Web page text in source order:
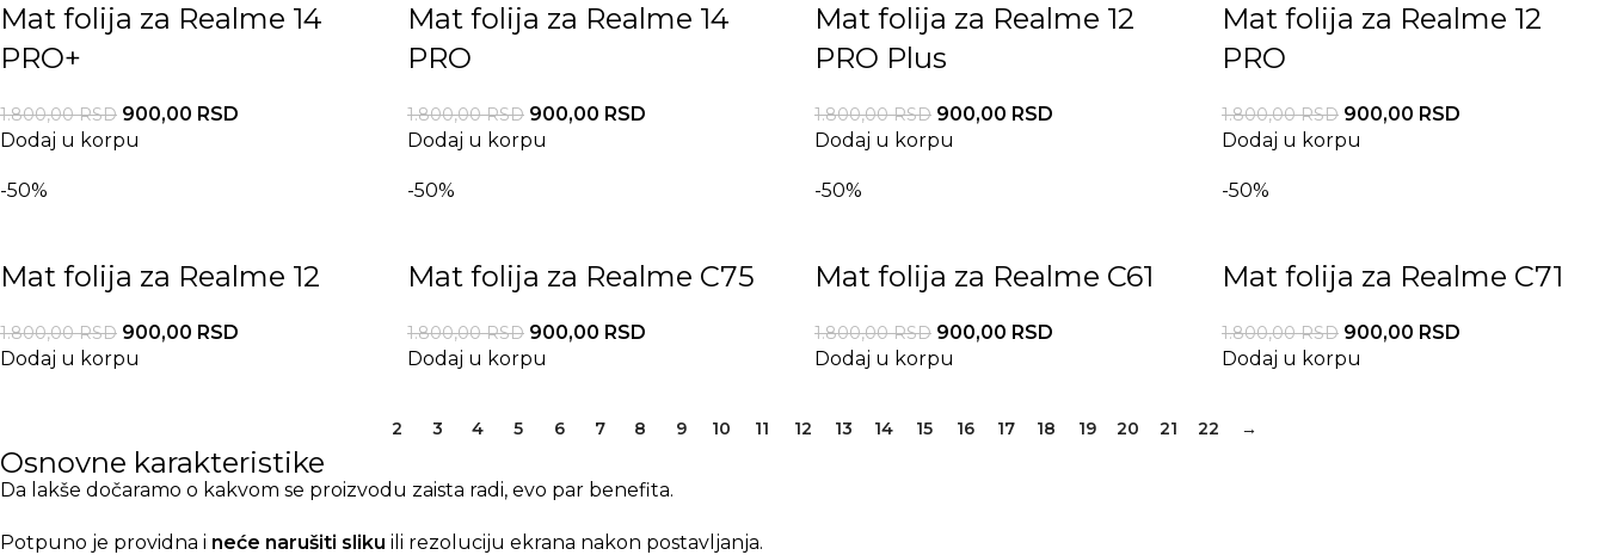
Mat folija za Realme 14
PRO+
1.800,00RSD 900,00 RSD
Dodaj u korpu
Mat folija za Realme 14
PRO
1.800,00RSD 900,00 RSD
Dodaj u korpu
Mat folija za Realme 12
PRO Plus
1.800,00RSD 900,00 RSD
Dodaj u korpu
Mat folija za Realme 12
PRO
1.800,00RSD 900,00 RSD
Dodaj u korpu
-50%
Mat folija za Realme 12
1.800,00RSD 900,00 RSD
Dodaj u korpu
-50%
Mat folija za Realme C75
1.800,00RSD 900,00 RSD
Dodaj u korpu
-50%
Mat folija za Realme C61
1.800,00RSD 900,00 RSD
Dodaj u korpu
-50%
Mat folija za Realme C71
1.800,00RSD 900,00 RSD
Dodaj u korpu
2 3 4 5 6 7 8 9 10 11 12 13 14 15 16 17 18 19 20 21 22 →
Osnovne karakteristike
Da lakše dočaramo o kakvom se proizvodu zaista radi, evo par benefita.
Potpuno je providna i neće narušiti sliku ili rezoluciju ekrana nakon postavljanja.